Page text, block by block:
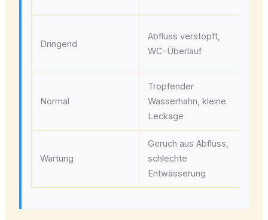
Dringend
Abfluss verstopft,
WC-Überlauf
Normal
Tropfender
Wasserhahn, kleine
Leckage
Wartung
Geruch aus Abfluss,
schlechte
Entwässerung